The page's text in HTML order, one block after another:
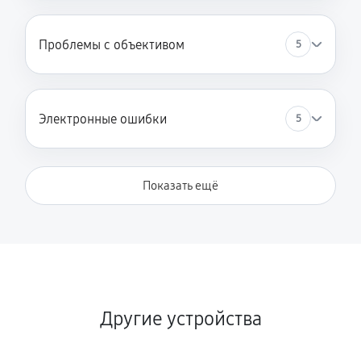
Проблемы с объективом 5
Электронные ошибки 5
Показать ещё
Другие устройства